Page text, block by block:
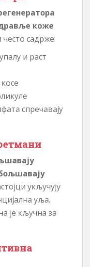
коже
садрже:
и раст
спречавају
укључују
уља.
је кључна за